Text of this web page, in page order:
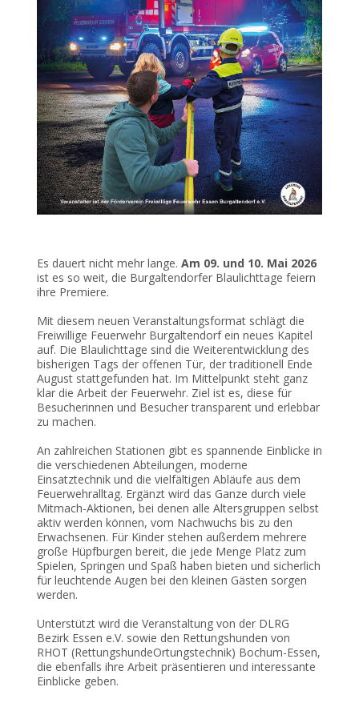
Es dauert nicht mehr lange. Am 09. und 10. Mai 2026
ist es so weit, die Burgaltendorfer Blaulichttage feiern
ihre Premiere.
Mit diesem neuen Veranstaltungsformat schlägt die
Freiwillige Feuerwehr Burgaltendorf ein neues Kapitel
auf. Die Blaulichttage sind die Weiterentwicklung des
bisherigen Tags der offenen Tür, der traditionell Ende
August stattgefunden hat. Im Mittelpunkt steht ganz
klar die Arbeit der Feuerwehr. Ziel ist es, diese für
Besucherinnen und Besucher transparent und erlebbar
zu machen.
An zahlreichen Stationen gibt es spannende Einblicke in
die verschiedenen Abteilungen, moderne
Einsatztechnik und die vielfältigen Abläufe aus dem
Feuerwehralltag. Ergänzt wird das Ganze durch viele
Mitmach-Aktionen, bei denen alle Altersgruppen selbst
aktiv werden können, vom Nachwuchs bis zu den
Erwachsenen. Für Kinder stehen außerdem mehrere
große Hüpfburgen bereit, die jede Menge Platz zum
Spielen, Springen und Spaß haben bieten und sicherlich
für leuchtende Augen bei den kleinen Gästen sorgen
werden.
Unterstützt wird die Veranstaltung von der DLRG
Bezirk Essen e.V. sowie den Rettungshunden von
RHOT (RettungshundeOrtungstechnik) Bochum-Essen,
die ebenfalls ihre Arbeit präsentieren und interessante
Einblicke geben.